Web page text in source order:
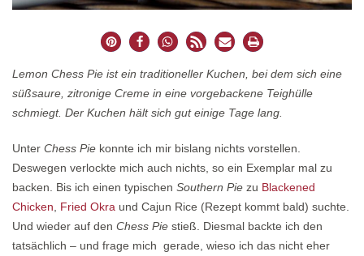
Lemon Chess Pie ist ein traditioneller Kuchen, bei dem sich eine
süßsaure, zitronige Creme in eine vorgebackene Teighülle
schmiegt. Der Kuchen hält sich gut einige Tage lang.
Unter Chess Pie konnte ich mir bislang nichts vorstellen.
Deswegen verlockte mich auch nichts, so ein Exemplar mal zu
backen. Bis ich einen typischen Southern Pie zu Blackened
Chicken
Fried Okra und Cajun Rice (Rezept kommt bald) suchte.
Und wieder auf den Chess Pie stieß. Diesmal backte ich den
tatsächlich – und frage mich gerade, wieso ich das nicht eher